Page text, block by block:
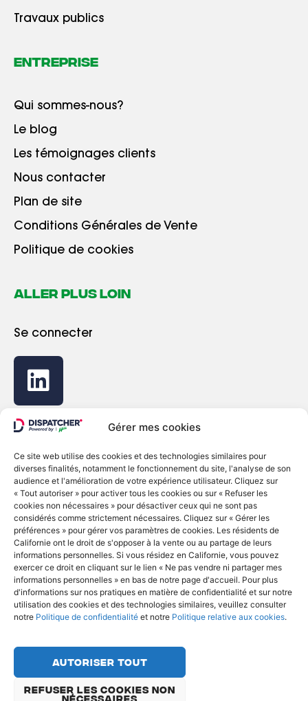
Gérer mes cookies
Ce site web utilise des cookies et des technologies similaires pour
diverses finalités, notamment le fonctionnement du site, l'analyse de son
audience et l'amélioration de votre expérience utilisateur. Cliquez sur
« Tout autoriser » pour activer tous les cookies ou sur « Refuser les
cookies non nécessaires » pour désactiver ceux qui ne sont pas
considérés comme strictement nécessaires. Cliquez sur « Gérer les
préférences » pour gérer vos paramètres de cookies. Les résidents de
Californie ont le droit de s'opposer à la vente ou au partage de leurs
informations personnelles. Si vous résidez en Californie, vous pouvez
exercer ce droit en cliquant sur le lien « Ne pas vendre ni partager mes
informations personnelles » en bas de notre page d'accueil. Pour plus
d'informations sur nos pratiques en matière de confidentialité et sur notre
utilisation des cookies et des technologies similaires, veuillez consulter
notre Politique de confidentialité et notre Politique relative aux cookies.
Autoriser tout
Refuser les cookies non
nécessaires
Travaux publics
Entreprise
Qui sommes-nous?
Le blog
Les témoignages clients
Nous contacter
Plan de site
Conditions Générales de Vente
Politique de cookies
ALLER PLUS LOIN
Se connecter
© Copyright 2022 - Dispatcher
Politique de confidentialité
Politique relative aux cookies
Ne vendez ni ne partagez mes informations
personnelles
English Français Deutsch